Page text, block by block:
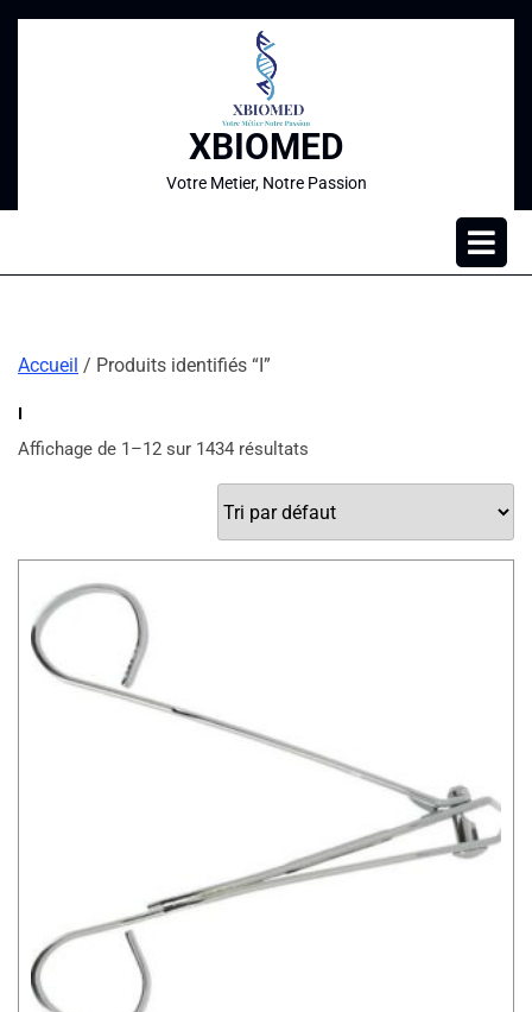
XBIOMED
Votre Metier, Notre Passion
Accueil / Produits identifiés “I”
I
Affichage de 1–12 sur 1434 résultats